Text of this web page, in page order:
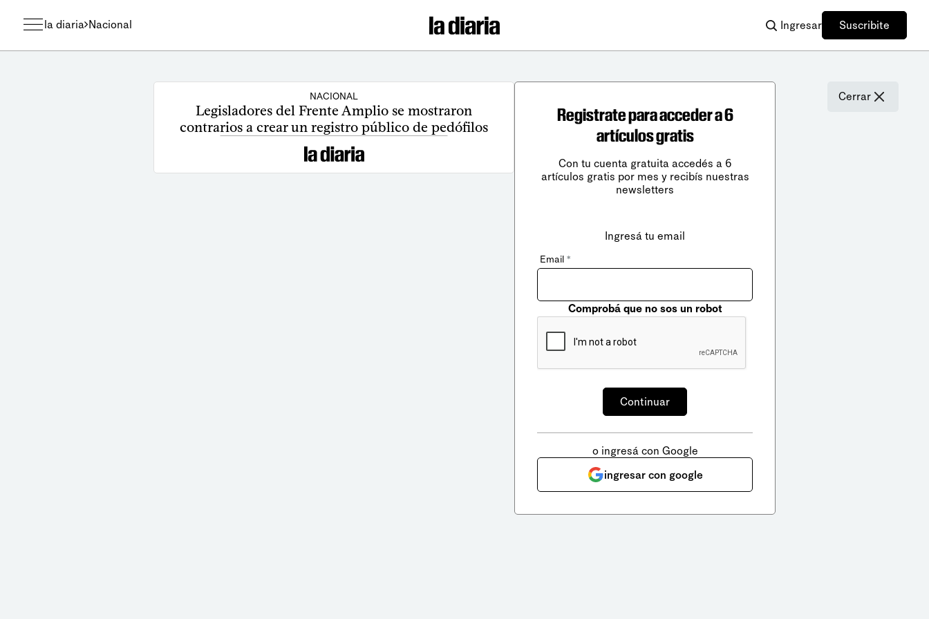
la diaria Nacional Ingresar Suscribite
NACIONAL
Legisladores del Frente Amplio se mostraron
contrarios a crear un registro público de pedófilos
Cerrar
Registrate para acceder a 6
artículos gratis
Con tu cuenta gratuita accedés a 6
artículos gratis por mes y recibís nuestras
newsletters
Ingresá tu email
Email *
Comprobá que no sos un robot
o ingresá con Google
ingresar con google